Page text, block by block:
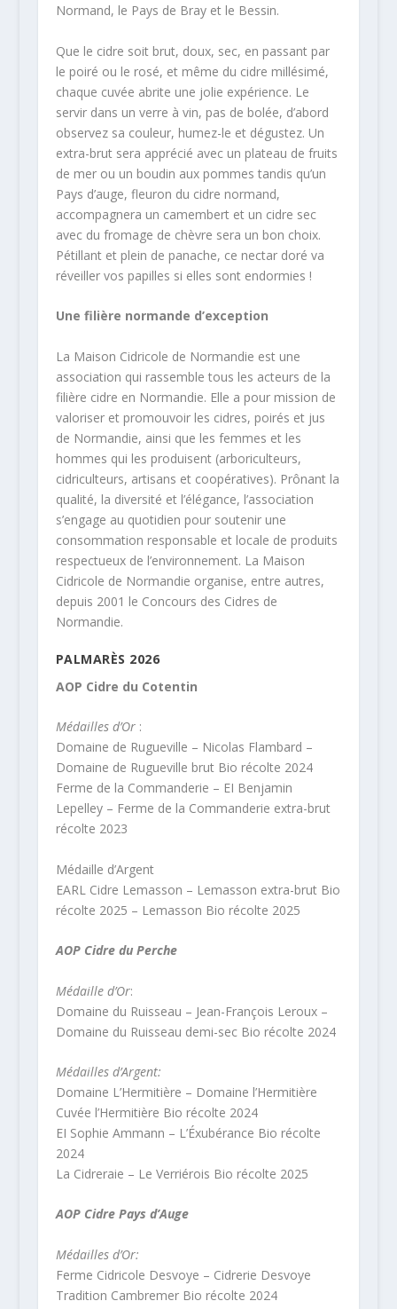
Normand, le Pays de Bray et le Bessin.
Que le cidre soit brut, doux, sec, en passant par
le poiré ou le rosé, et même du cidre millésimé,
chaque cuvée abrite une jolie expérience. Le
servir dans un verre à vin, pas de bolée, d’abord
observez sa couleur, humez-le et dégustez. Un
extra-brut sera apprécié avec un plateau de fruits
de mer ou un boudin aux pommes tandis qu’un
Pays d’auge, fleuron du cidre normand,
accompagnera un camembert et un cidre sec
avec du fromage de chèvre sera un bon choix.
Pétillant et plein de panache, ce nectar doré va
réveiller vos papilles si elles sont endormies !
Une filière normande d’exception
La Maison Cidricole de Normandie est une
association qui rassemble tous les acteurs de la
filière cidre en Normandie. Elle a pour mission de
valoriser et promouvoir les cidres, poirés et jus
de Normandie, ainsi que les femmes et les
hommes qui les produisent (arboriculteurs,
cidriculteurs, artisans et coopératives). Prônant la
qualité, la diversité et l’élégance, l’association
s’engage au quotidien pour soutenir une
consommation responsable et locale de produits
respectueux de l’environnement. La Maison
Cidricole de Normandie organise, entre autres,
depuis 2001 le Concours des Cidres de
Normandie.
PALMARÈS 2026
AOP Cidre du Cotentin
Médailles d’Or :
Domaine de Rugueville – Nicolas Flambard –
Domaine de Rugueville brut Bio récolte 2024
Ferme de la Commanderie – EI Benjamin
Lepelley – Ferme de la Commanderie extra-brut
récolte 2023
Médaille d’Argent
EARL Cidre Lemasson – Lemasson extra-brut Bio
récolte 2025 – Lemasson Bio récolte 2025
AOP Cidre du Perche
Médaille d’Or:
Domaine du Ruisseau – Jean-François Leroux –
Domaine du Ruisseau demi-sec Bio récolte 2024
Médailles d’Argent:
Domaine L’Hermitière – Domaine l’Hermitière
Cuvée l’Hermitière Bio récolte 2024
EI Sophie Ammann – L’Éxubérance Bio récolte
2024
La Cidreraie – Le Verriérois Bio récolte 2025
AOP Cidre Pays d’Auge
Médailles d’Or:
Ferme Cidricole Desvoye – Cidrerie Desvoye
Tradition Cambremer Bio récolte 2024